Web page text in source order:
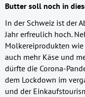
Butter soll noch in
In der Schweiz ist der
Jahr erfreulich hoch.
Molkereiprodukten
auch mehr Käse und
dürfte die Corona-
dem Lockdown im
und der